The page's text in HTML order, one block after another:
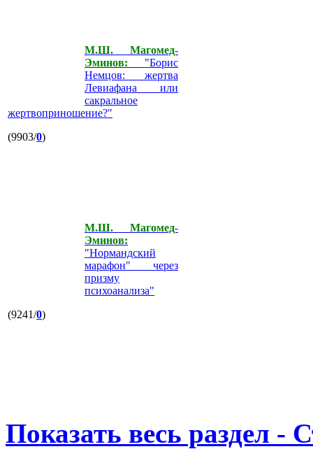
М.Ш. Магомед-
Эминов: "Борис
Немцов: жертва
Левиафана или
сакральное
жертвоприношение?"
(9903/0)
М.Ш. Магомед-
Эминов:
"Нормандский
марафон" через
призму
психоанализа"
(9241/0)
Показать весь раздел -